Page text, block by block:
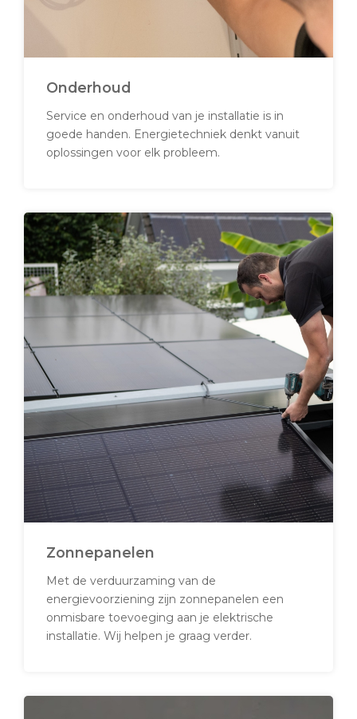
Onderhoud
Service en onderhoud van je installatie is in
goede handen. Energietechniek denkt vanuit
oplossingen voor elk probleem.
Zonnepanelen
Met de verduurzaming van de
energievoorziening zijn zonnepanelen een
onmisbare toevoeging aan je elektrische
installatie. Wij helpen je graag verder.